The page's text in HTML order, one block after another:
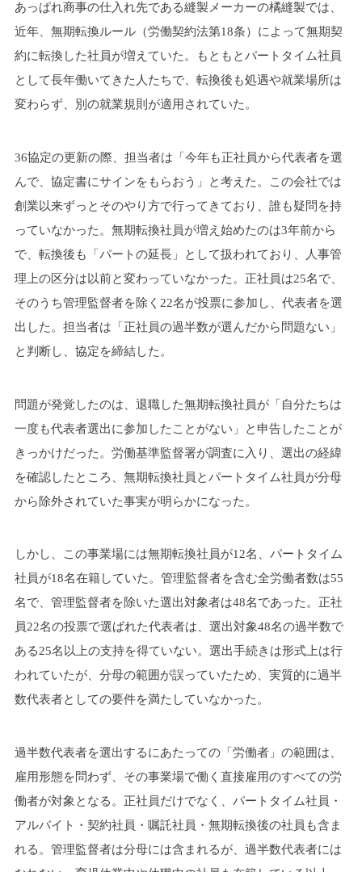
あっぱれ商事の仕入れ先である縫製メーカーの橘縫製では、
近年、無期転換ルール（労働契約法第18条）によって無期契
約に転換した社員が増えていた。もともとパートタイム社員
として長年働いてきた人たちで、転換後も処遇や就業場所は
変わらず、別の就業規則が適用されていた。
36協定の更新の際、担当者は「今年も正社員から代表者を選
んで、協定書にサインをもらおう」と考えた。この会社では
創業以来ずっとそのやり方で行ってきており、誰も疑問を持
っていなかった。無期転換社員が増え始めたのは3年前から
で、転換後も「パートの延長」として扱われており、人事管
理上の区分は以前と変わっていなかった。正社員は25名で、
そのうち管理監督者を除く22名が投票に参加し、代表者を選
出した。担当者は「正社員の過半数が選んだから問題ない」
と判断し、協定を締結した。
問題が発覚したのは、退職した無期転換社員が「自分たちは
一度も代表者選出に参加したことがない」と申告したことが
きっかけだった。労働基準監督署が調査に入り、選出の経緯
を確認したところ、無期転換社員とパートタイム社員が分母
から除外されていた事実が明らかになった。
しかし、この事業場には無期転換社員が12名、パートタイム
社員が18名在籍していた。管理監督者を含む全労働者数は55
名で、管理監督者を除いた選出対象者は48名であった。正社
員22名の投票で選ばれた代表者は、選出対象48名の過半数で
ある25名以上の支持を得ていない。選出手続きは形式上は行
われていたが、分母の範囲が誤っていたため、実質的に過半
数代表者としての要件を満たしていなかった。
過半数代表者を選出するにあたっての「労働者」の範囲は、
雇用形態を問わず、その事業場で働く直接雇用のすべての労
働者が対象となる。正社員だけでなく、パートタイム社員・
アルバイト・契約社員・嘱託社員・無期転換後の社員も含ま
れる。管理監督者は分母には含まれるが、過半数代表者には